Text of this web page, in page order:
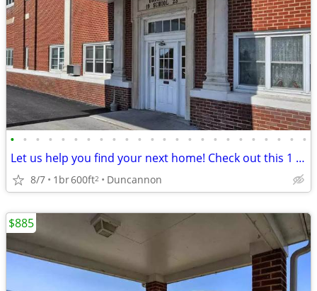
• • • • • • • • • • • • • • • • • • • • • • • •
Let us help you find your next home! Check out this 1 bed, 1 bath!
8/7 1br600ft2 Duncannon
$885